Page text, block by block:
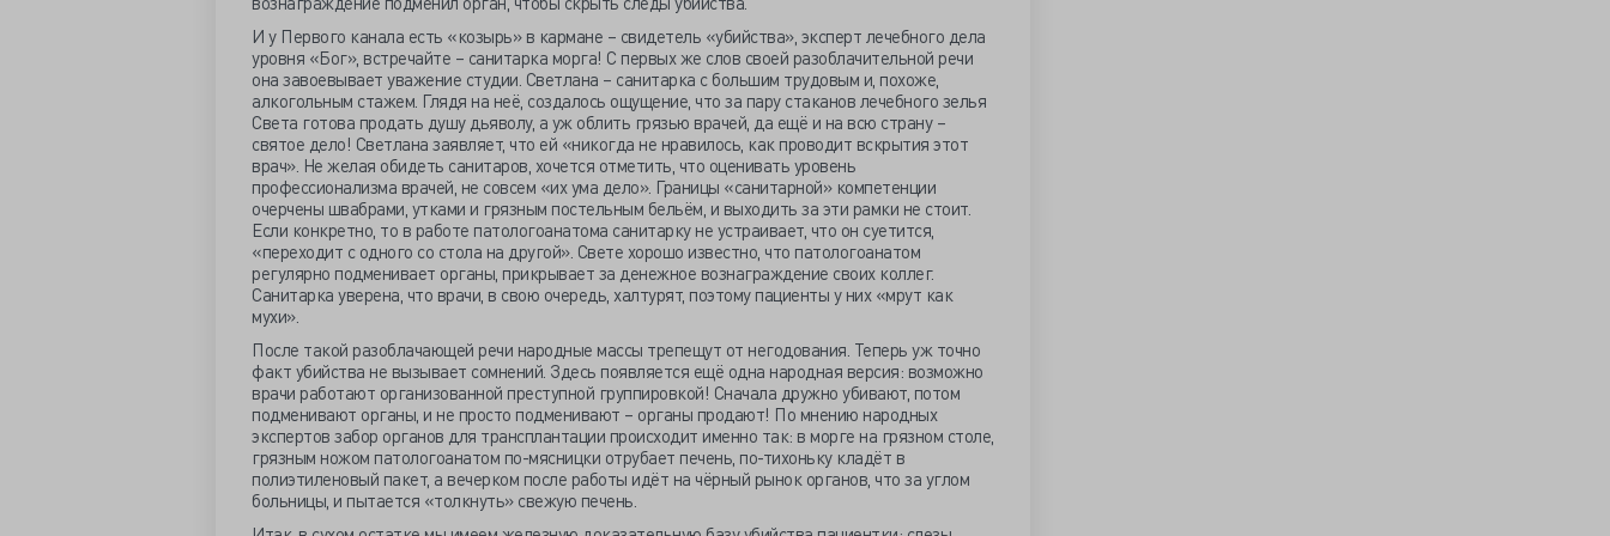
И у Первого канала есть «козырь» в кармане – свидетель «убийства», эксперт лечебного дела
уровня «Бог», встречайте – санитарка морга! С первых же слов своей разоблачительной речи
она завоевывает уважение студии. Светлана – санитарка с большим трудовым и, похоже,
алкогольным стажем. Глядя на неё, создалось ощущение, что за пару стаканов лечебного зелья
Света готова продать душу дьяволу, а уж облить грязью врачей, да ещё и на всю страну –
святое дело! Светлана заявляет, что ей «никогда не нравилось, как проводит вскрытия этот
врач». Не желая обидеть санитаров, хочется отметить, что оценивать уровень
профессионализма врачей, не совсем «их ума дело». Границы «санитарной» компетенции
очерчены швабрами, утками и грязным постельным бельём, и выходить за эти рамки не стоит.
Если конкретно, то в работе патологоанатома санитарку не устраивает, что он суетится,
«переходит с одного со стола на другой». Свете хорошо известно, что патологоанатом
регулярно подменивает органы, прикрывает за денежное вознаграждение своих коллег.
Санитарка уверена, что врачи, в свою очередь, халтурят, поэтому пациенты у них «мрут как
мухи».
После такой разоблачающей речи народные массы трепещут от негодования. Теперь уж точно
факт убийства не вызывает сомнений. Здесь появляется ещё одна народная версия: возможно
врачи работают организованной преступной группировкой! Сначала дружно убивают, потом
подменивают органы, и не просто подменивают – органы продают! По мнению народных
экспертов забор органов для трансплантации происходит именно так: в морге на грязном столе,
грязным ножом патологоанатом по-мясницки отрубает печень, по-тихоньку кладёт в
полиэтиленовый пакет, а вечерком после работы идёт на чёрный рынок органов, что за углом
больницы, и пытается «толкнуть» свежую печень.